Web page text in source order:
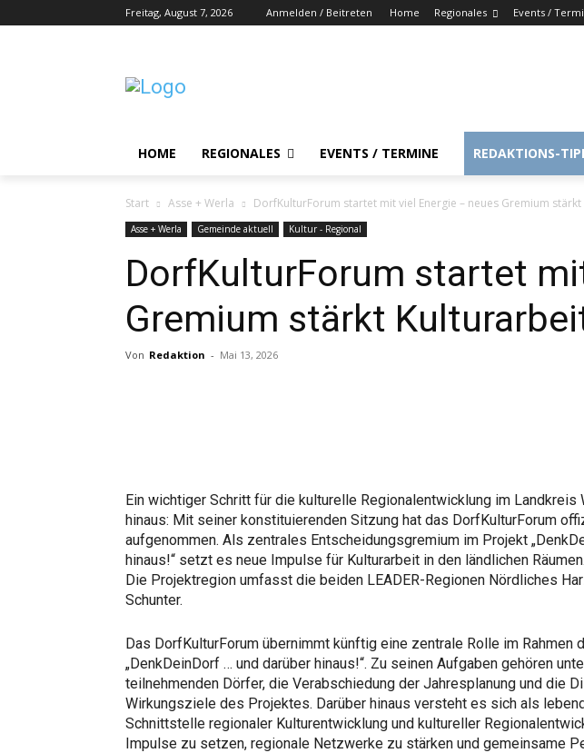
Freitag, August 7, 2026 Anmelden / Beitreten Home Regionales Events /
HOME REGIONALES EVENTS / TERMINE REDAKTIONS-
Start Asse + Werla DorfKulturForum startet mit viel Energie – neues Gremium
Asse + Werla Gemeinde aktuell Kultur - Regional
DorfKulturForum startet
Gremium stärkt
Von Redaktion - Mai 13, 2026
Ein wichtiger Schritt für die kulturelle Regionalentwicklung im Landkreis
hinaus: Mit seiner konstituierenden Sitzung hat das DorfKulturForum
aufgenommen. Als zentrales Entscheidungsgremium im Projekt
hinaus!“ setzt es neue Impulse für Kulturarbeit in den ländlichen
Die Projektregion umfasst die beiden LEADER-Regionen Nördliches
Schunter.
Das DorfKulturForum übernimmt künftig eine zentrale Rolle im Rahmen
„DenkDeinDorf … und darüber hinaus!“. Zu seinen Aufgaben gehören
teilnehmenden Dörfer, die Verabschiedung der Jahresplanung und die
Wirkungsziele des Projektes. Darüber hinaus versteht es sich als
Schnittstelle regionaler Kulturentwicklung und kultureller
Impulse zu setzen, regionale Netzwerke zu stärken und gemeinsame